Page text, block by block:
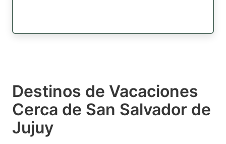
Destinos de Vacaciones
Cerca de San Salvador de
Jujuy